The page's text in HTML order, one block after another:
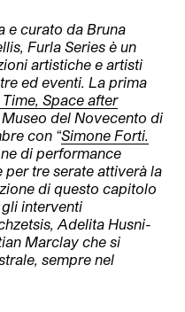
e curato da Bruna
Furla Series è un
artistiche e artisti
ed eventi. La prima
Space after
del Novecento di
con “Simone Forti.
di performance
per tre serate attiverà la
di questo capitolo
interventi
Adelita Husni-
Marclay che si
sempre nel